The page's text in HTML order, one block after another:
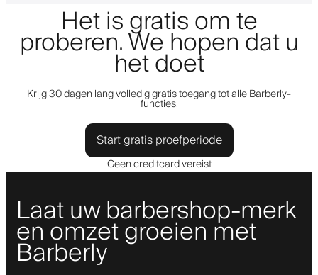
Het is gratis om te
proberen. We hopen dat u
het doet
Krijg 30 dagen lang volledig gratis toegang tot alle Barberly-
functies.
Start gratis proefperiode
Geen creditcard vereist
Laat uw barbershop-merk
en omzet groeien met
Barberly